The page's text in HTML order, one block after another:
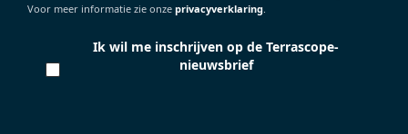
Voor meer informatie zie onze privacyverklaring.
Ik wil me inschrijven op de Terrascope-
nieuwsbrief